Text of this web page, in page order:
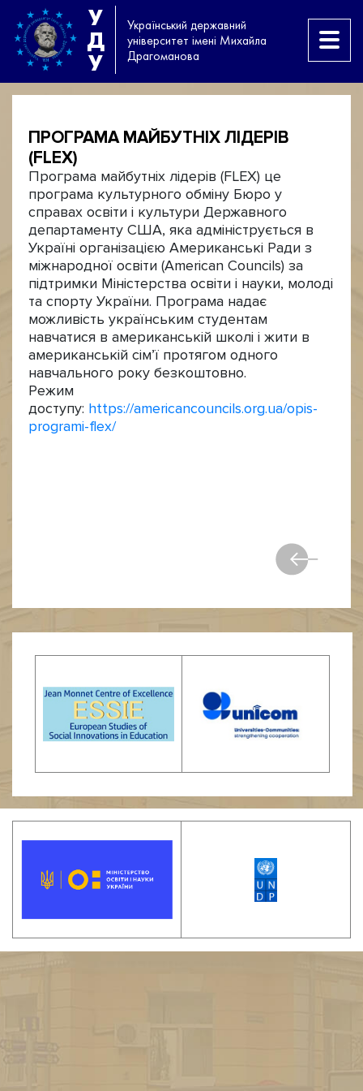
У
Д
У
Український державний
університет імені Михайла
Драгоманова
ПРОГРАМА МАЙБУТНІХ ЛІДЕРІВ
(FLEX)
Програма майбутніх лідерів (FLEX) це
програма культурного обміну Бюро у
справах освіти і культури Державного
департаменту США, яка адмініструється в
Україні організацією Американські Ради з
міжнародної освіти (American Councils) за
підтримки Міністерства освіти і науки, молоді
та спорту України. Програма надає
можливість українським студентам
навчатися в американській школі і жити в
американській сім’ї протягом одного
навчального року безкоштовно.
Режим
доступу: https://americancouncils.org.ua/opis-
programi-flex/